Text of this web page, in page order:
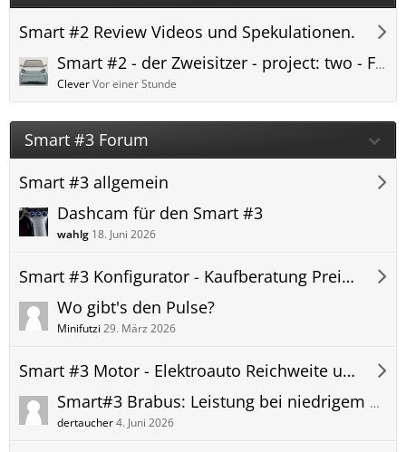
Smart #2 Review Videos und Spekulationen.
Smart #2 - der Zweisitzer - project: two - ForTwo Nachfolger 2026
CleverVor einer Stunde
Smart #3 Forum
Smart #3 allgemein
Dashcam für den Smart #3
wahlg 18. Juni 2026
Smart #3 Konfigurator - Kaufberatung Preis Kauf Leasing
Wo gibt's den Pulse?
Minifutzi 29. März 2026
Smart #3 Motor - Elektroauto Reichweite und Verbrauch
Smart#3 Brabus: Leistung bei niedrigem SoC
dertaucher4. Juni 2026